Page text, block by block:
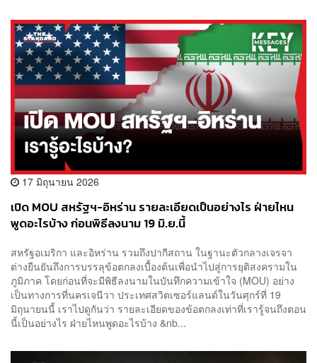
17 มิถุนายน 2026
เปิด MOU สหรัฐฯ-อิหร่าน รายละเอียดเป็นอย่างไร ฝ่ายไหน
พูดอะไรบ้าง ก่อนพิธีลงนาม 19 มิ.ย.นี้
สหรัฐอเมริกา และอิหร่าน รวมถึงปากีสถาน ในฐานะตัวกลางเจรจา
ต่างยืนยันถึงการบรรลุข้อตกลงเบื้องต้นเพื่อนำไปสู่การยุติสงครามใน
ภูมิภาค โดยก่อนที่จะมีพิธีลงนามในบันทึกความเข้าใจ (MOU) อย่าง
เป็นทางการที่นครเจนีวา ประเทศสวิตเซอร์แลนด์ในวันศุกร์ที่ 19
มิถุนายนนี้ เราไปดูกันว่า รายละเอียดของข้อตกลงเท่าที่เรารู้จนถึงตอน
นี้เป็นอย่างไร ฝ่ายไหนพูดอะไรบ้าง &nb...